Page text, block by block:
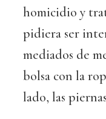
homicidio y
pidiera ser
mediados de
bolsa con la
lado, las